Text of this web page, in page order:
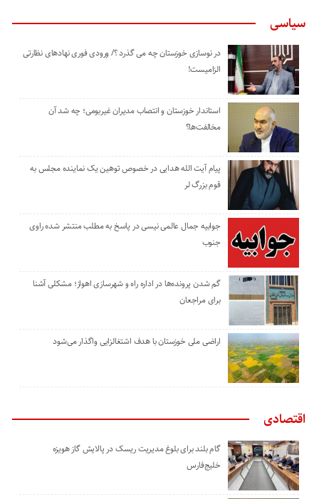
سیاسی
در نوسازی خوزستان چه می گذرد ؟/ ورودی فوری نهادهای نظارتی
الزامیست!
استاندار خوزستان و انتصاب مدیران غیربومی؛ چه شد آن
مخالفت‌ها؟
پیام آیت الله هدایی در خصوص توهین یک نماینده مجلس به
قوم بزرگ لر
جوابیه جمال عالمی نیسی در پاسخ به مطلب منتشر شده راوی
جنوب
گم شدن پرونده‌ها در اداره راه و شهرسازی اهواز؛ مشکلی آشنا
برای مراجعان
اراضی ملی خوزستان با هدف اشتغالزایی واگذار می‌شود
اقتصادی
گام بلند برای بلوغ مدیریت ریسک در پالایش گاز هویزه
خلیج‌فارس